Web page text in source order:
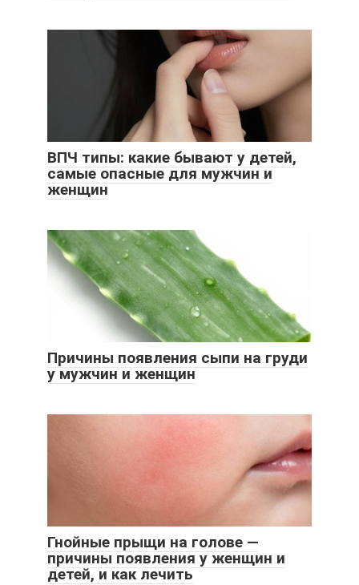
ВПЧ типы: какие бывают у детей,
самые опасные для мужчин и
женщин
Причины появления сыпи на груди
у мужчин и женщин
Гнойные прыщи на голове —
причины появления у женщин и
детей, и как лечить